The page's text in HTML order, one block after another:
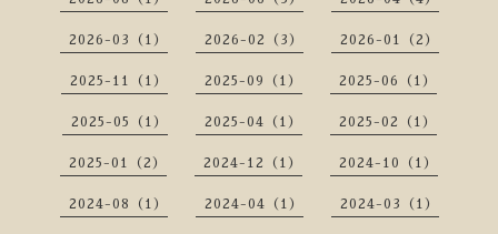
2026-03（1） 2026-02（3） 2026-01（2）
2025-11（1） 2025-09（1） 2025-06（1）
2025-05（1） 2025-04（1） 2025-02（1）
2025-01（2） 2024-12（1） 2024-10（1）
2024-08（1） 2024-04（1） 2024-03（1）